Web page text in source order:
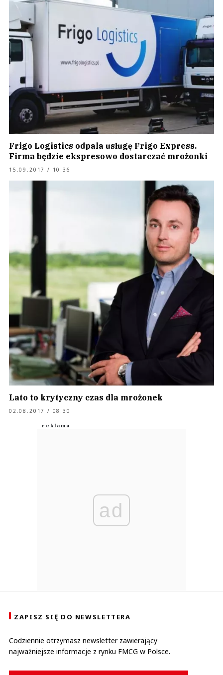
Frigo Logistics odpala usługę Frigo Express.
Firma będzie ekspresowo dostarczać mrożonki
15.09.2017 / 10:36
Lato to krytyczny czas dla mrożonek
02.08.2017 / 08:30
ad
ZAPISZ SIĘ DO NEWSLETTERA
Codziennie otrzymasz newsletter zawierający
najważniejsze informacje z rynku FMCG w Polsce.